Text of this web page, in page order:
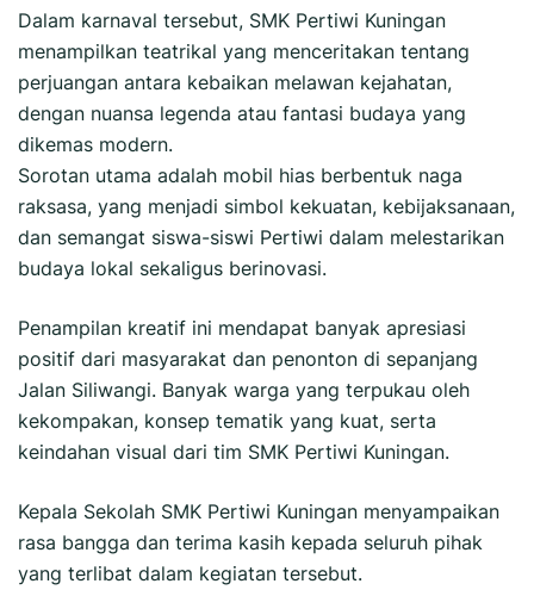
Dalam karnaval tersebut, SMK Pertiwi Kuningan
menampilkan teatrikal yang menceritakan tentang
perjuangan antara kebaikan melawan kejahatan,
dengan nuansa legenda atau fantasi budaya yang
dikemas modern.
Sorotan utama adalah mobil hias berbentuk naga
raksasa, yang menjadi simbol kekuatan, kebijaksanaan,
dan semangat siswa-siswi Pertiwi dalam melestarikan
budaya lokal sekaligus berinovasi.
Penampilan kreatif ini mendapat banyak apresiasi
positif dari masyarakat dan penonton di sepanjang
Jalan Siliwangi. Banyak warga yang terpukau oleh
kekompakan, konsep tematik yang kuat, serta
keindahan visual dari tim SMK Pertiwi Kuningan.
Kepala Sekolah SMK Pertiwi Kuningan menyampaikan
rasa bangga dan terima kasih kepada seluruh pihak
yang terlibat dalam kegiatan tersebut.